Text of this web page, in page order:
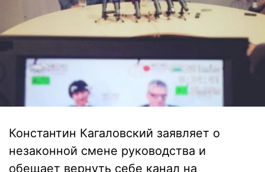
Константин Кагаловский заявляет о
незаконной смене руководства и
обещает вернуть себе канал на